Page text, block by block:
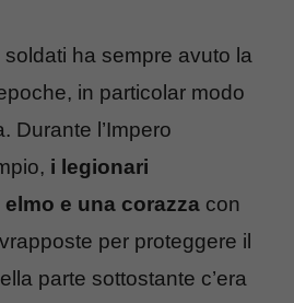
ha sempre avuto la
in particolar modo
Durante l’Impero
i legionari
e una corazza con
per proteggere il
parte sottostante c’era